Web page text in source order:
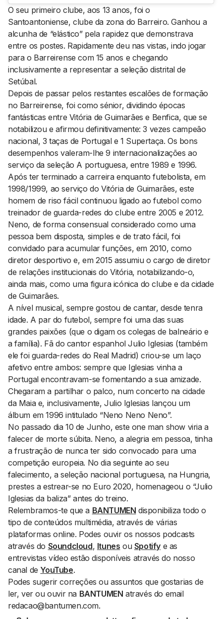
O seu primeiro clube, aos 13 anos, foi o
Santoantoniense, clube da zona do Barreiro. Ganhou a
alcunha de “elástico” pela rapidez que demonstrava
entre os postes. Rapidamente deu nas vistas, indo jogar
para o Barreirense com 15 anos e chegando
inclusivamente a representar a seleção distrital de
Setúbal.
Depois de passar pelos restantes escalões de formação
no Barreirense, foi como sénior, dividindo épocas
fantásticas entre Vitória de Guimarães e Benfica, que se
notabilizou e afirmou definitivamente: 3 vezes campeão
nacional, 3 taças de Portugal e 1 Supertaça. Os bons
desempenhos valeram-lhe 9 internacionalizações ao
serviço da seleção A portuguesa, entre 1989 e 1996.
Após ter terminado a carreira enquanto futebolista, em
1998/1999, ao serviço do Vitória de Guimarães, este
homem de riso fácil continuou ligado ao futebol como
treinador de guarda-redes do clube entre 2005 e 2012.
Neno, de forma consensual considerado como uma
pessoa bem disposta, simples e de trato fácil, foi
convidado para acumular funções, em 2010, como
diretor desportivo e, em 2015 assumiu o cargo de diretor
de relações institucionais do Vitória, notabilizando-o,
ainda mais, como uma figura icónica do clube e da cidade
de Guimarães.
A nível musical, sempre gostou de cantar, desde tenra
idade. A par do futebol, sempre foi uma das suas
grandes paixões (que o digam os colegas de balneário e
a família). Fã do cantor espanhol Julio Iglesias (também
ele foi guarda-redes do Real Madrid) criou-se um laço
afetivo entre ambos: sempre que Iglesias vinha a
Portugal encontravam-se fomentando a sua amizade.
Chegaram a partilhar o palco, num concerto na cidade
da Maia e, inclusivamente, Julio Iglesias lançou um
álbum em 1996 intitulado “Neno Neno Neno”.
No passado dia 10 de Junho, este one man show viria a
falecer de morte súbita. Neno, a alegria em pessoa, tinha
a frustração de nunca ter sido convocado para uma
competição europeia. No dia seguinte ao seu
falecimento, a seleção nacional portuguesa, na Hungria,
prestes a estrear-se no Euro 2020, homenageou o “Julio
Iglesias da baliza” antes do treino.
Relembramos-te que a BANTUMEN disponibiliza todo o
tipo de conteúdos multimédia, através de várias
plataformasonline. Podes ouvir os nossos podcasts
através do Soundcloud, Itunes ou Spotify e as
entrevistas vídeo estão disponíveis através do nosso
canal de YouTube.
Podes sugerir correções ou assuntos que gostarias de
ler, ver ou ouvir na BANTUMEN através do email
redacao@bantumen.com.